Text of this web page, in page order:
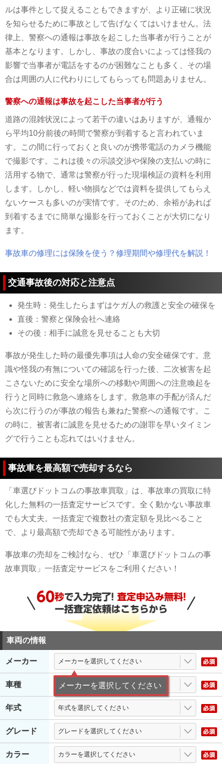
ルは事件として捉えることもできますが、より正確に状況
を知らせるために事故として告げなくてはいけません。法
律上、警察への通報は事故を起こした当事者が行うことが
基本となります。しかし、事故の度合いによっては怪我の
影響で当事者が電話をするのが困難なことも多く、その場
合は周囲の人に代わりにしてもらっても問題ありません。
警察への通報は事故を起こした当事者が行う
道路の混雑状況によって若干の違いはありますが、通報か
ら平均10分前後の時間で警察が到着すると言われていま
す。この間に行っておくと良いのが携帯電話のカメラ機能
で撮影です。これは後々の示談交渉や保険の支払いの時に
活用する物で、通常は警察が行った現場検証の資料を利用
します。しかし、軽い物損などでは資料を提供してもらえ
ないケースも多いのが実情です。そのため、余裕があれば
到着するまでに簡単な撮影を行っておくことが大切になり
ます。
事故車の修理には保険を使う？修理期間や修理代を解説！
交通事故後の対応と注意点
発生時：発生したらまずはケガ人の救護と安全の確保を
直後：警察と保険会社へ連絡
その後：相手に誠意を見せることも大切
事故が発生した時の最優先事項は人命の安全確保です。意
識や怪我の有無についての確認を行った後、二次被害を起
こさないために安全な場所への移動や周囲への注意喚起を
行うと同時に救急へ連絡をします。救急車の手配が済んだ
ら次に行うのが事故の報告も兼ねた警察への通報です。こ
の時に、被害者に誠意を見せるための謝罪を早いタイミン
グで行うことも忘れてはいけません。
事故車を最高額で売却するなら
「車選びドットコムの事故車買取」は、事故車の買取に特
化した無料の一括査定サービスです。全く動かない事故車
でも大丈夫。一括査定で複数社の査定額を見比べること
で、より最高額で売却できる可能性があります。
事故車の売却をご検討なら、ぜひ「車選びドットコムの事
故車買取」一括査定サービスをご利用ください！
車両の情報
メーカー
メーカーを選択してください
車種
年式
グレード
カラー